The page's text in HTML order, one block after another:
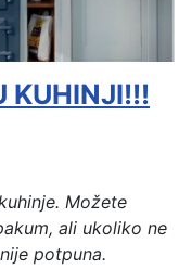
KUHINJI!!!
Možete
ali ukoliko ne
potpuna.